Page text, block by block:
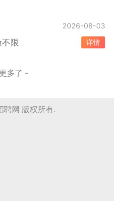
2026-08-03
限 详情
多了 -
聘网 版权所有.